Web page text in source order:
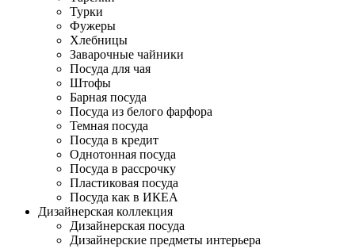
Турки
Фужеры
Хлебницы
Заварочные чайники
Посуда для чая
Штофы
Барная посуда
Посуда из белого фарфора
Темная посуда
Посуда в кредит
Однотонная посуда
Посуда в рассрочку
Пластиковая посуда
Посуда как в ИКЕА
Дизайнерская коллекция
Дизайнерская посуда
Дизайнерские предметы интерьера